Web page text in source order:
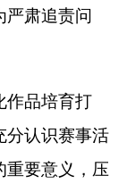
案展
改与
实二次
点掌
生表现